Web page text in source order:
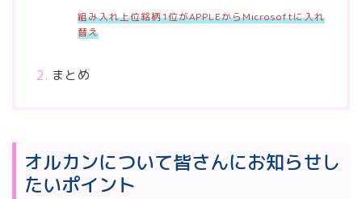
組み入れ上位銘柄1位がAPPLEからMicrosoftに入れ
替え
まとめ
オルカンについて皆さんにお知らせし
たいポイント